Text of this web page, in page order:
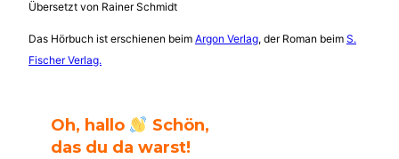
Übersetzt von Rainer Schmidt
Das Hörbuch ist erschienen beim Argon Verlag, der Roman beim S.
Fischer Verlag.
Oh, hallo
Schön,
das du da warst!